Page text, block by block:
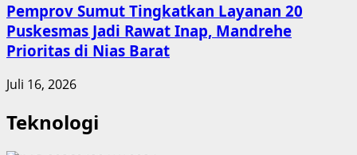
Pemprov Sumut Tingkatkan Layanan 20
Puskesmas Jadi Rawat Inap, Mandrehe
Prioritas di Nias Barat
Juli 16, 2026
Teknologi